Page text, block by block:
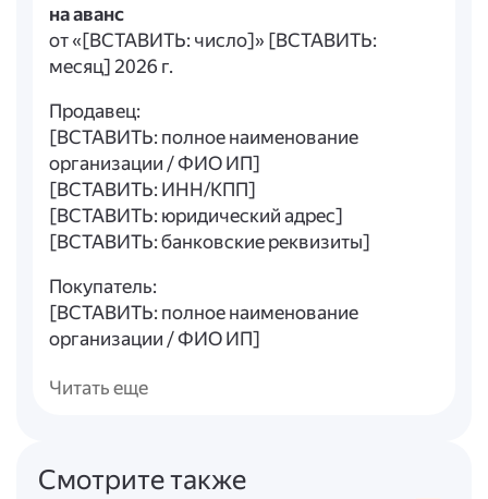
на аванс
от «[ВСТАВИТЬ: число]» [ВСТАВИТЬ:
месяц] 2026 г.
Продавец:
[ВСТАВИТЬ: полное наименование
организации / ФИО ИП]
[ВСТАВИТЬ: ИНН/КПП]
[ВСТАВИТЬ: юридический адрес]
[ВСТАВИТЬ: банковские реквизиты]
Покупатель:
[ВСТАВИТЬ: полное наименование
организации / ФИО ИП]
[ВСТАВИТЬ: юридический адрес]
Читать еще
Смотрите также